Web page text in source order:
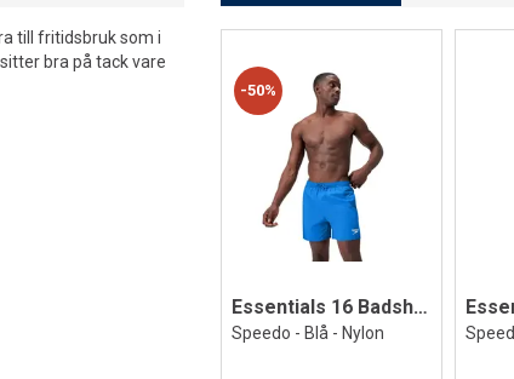
till fritidsbruk som i
bra på tack vare
50%
Essentials 16 Badshorts
Speedo - Blå - Nylon